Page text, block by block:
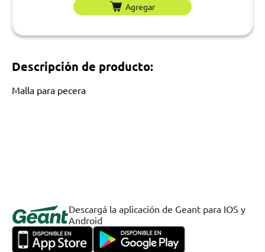
Agregar
Descripción de producto:
Malla para pecera
Descargá la aplicación de Geant para IOS y
Android